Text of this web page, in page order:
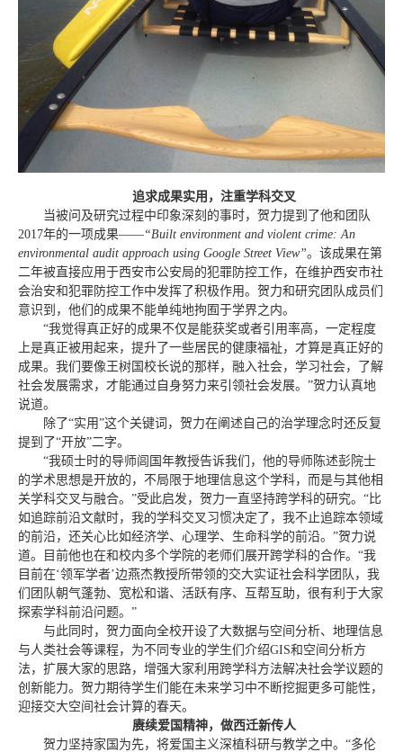
追求成果实用，注重学科交叉
当被问及研究过程中印象深刻的事时，贺力提到了他和团队
2017年的一项成果——“Built environment and violent crime: An
environmental audit approach using Google Street View”。该成果在第
二年被直接应用于西安市公安局的犯罪防控工作，在维护西安市社
会治安和犯罪防控工作中发挥了积极作用。贺力和研究团队成员们
意识到，他们的成果不能单纯地拘囿于学界之内。
“我觉得真正好的成果不仅是能获奖或者引用率高，一定程度
上是真正被用起来，提升了一些居民的健康福祉，才算是真正好的
成果。我们要像王树国校长说的那样，融入社会，学习社会，了解
社会发展需求，才能通过自身努力来引领社会发展。”贺力认真地
说道。
除了“实用”这个关键词，贺力在阐述自己的治学理念时还反复
提到了“开放”二字。
“我硕士时的导师闾国年教授告诉我们，他的导师陈述彭院士
的学术思想是开放的，不局限于地理信息这个学科，而是与其他相
关学科交叉与融合。”受此启发，贺力一直坚持跨学科的研究。“比
如追踪前沿文献时，我的学科交叉习惯决定了，我不止追踪本领域
的前沿，还关心比如经济学、心理学、生命科学的前沿。”贺力说
道。目前他也在和校内多个学院的老师们展开跨学科的合作。“我
目前在‘领军学者’边燕杰教授所带领的交大实证社会科学团队，我
们团队朝气蓬勃、宽松和谐、活跃有序、互帮互助，很有利于大家
探索学科前沿问题。”
与此同时，贺力面向全校开设了大数据与空间分析、地理信息
与人类社会等课程，为不同专业的学生们介绍GIS和空间分析方
法，扩展大家的思路，增强大家利用跨学科方法解决社会学议题的
创新能力。贺力期待学生们能在未来学习中不断挖掘更多可能性，
迎接交大空间社会计算的春天。
赓续爱国精神，做西迁新传人
贺力坚持家国为先，将爱国主义深植科研与教学之中。“多伦